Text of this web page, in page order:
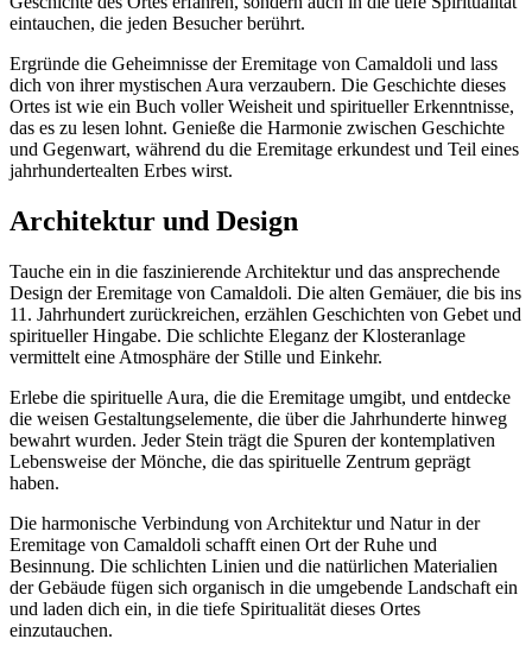
eintauchen, die jeden Besucher berührt.
Ergründe die Geheimnisse der Eremitage von Camaldoli und lass
dich von ihrer mystischen Aura verzaubern. Die Geschichte dieses
Ortes ist wie ein Buch voller Weisheit und spiritueller Erkenntnisse,
das es zu lesen lohnt. Genieße die Harmonie zwischen Geschichte
und Gegenwart, während du die Eremitage erkundest und Teil eines
jahrhundertealten Erbes wirst.
Architektur und Design
Tauche ein in die faszinierende Architektur und das ansprechende
Design der Eremitage von Camaldoli. Die alten Gemäuer, die bis ins
11. Jahrhundert zurückreichen, erzählen Geschichten von Gebet und
spiritueller Hingabe. Die schlichte Eleganz der Klosteranlage
vermittelt eine Atmosphäre der Stille und Einkehr.
Erlebe die spirituelle Aura, die die Eremitage umgibt, und entdecke
die weisen Gestaltungselemente, die über die Jahrhunderte hinweg
bewahrt wurden. Jeder Stein trägt die Spuren der kontemplativen
Lebensweise der Mönche, die das spirituelle Zentrum geprägt
haben.
Die harmonische Verbindung von Architektur und Natur in der
Eremitage von Camaldoli schafft einen Ort der Ruhe und
Besinnung. Die schlichten Linien und die natürlichen Materialien
der Gebäude fügen sich organisch in die umgebende Landschaft ein
und laden dich ein, in die tiefe Spiritualität dieses Ortes
einzutauchen.